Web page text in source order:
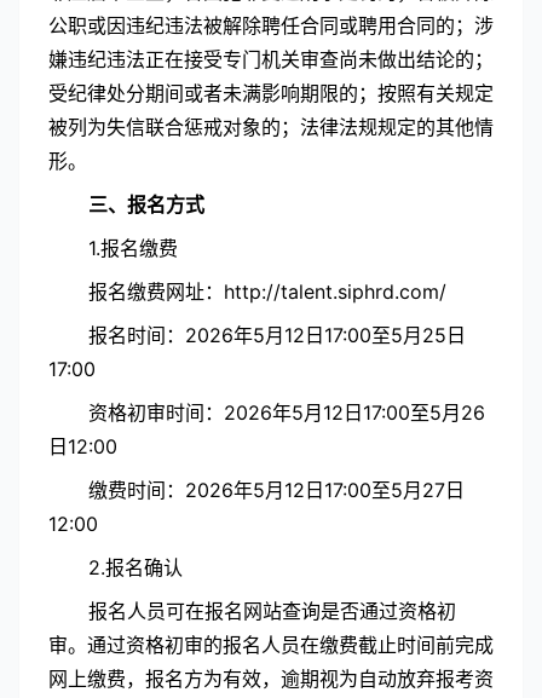
公职或因违纪违法被解除聘任合同或聘用合同的；涉
嫌违纪违法正在接受专门机关审查尚未做出结论的；
受纪律处分期间或者未满影响期限的；按照有关规定
被列为失信联合惩戒对象的；法律法规规定的其他情
形。
三、报名方式
1.报名缴费
报名缴费网址：http://talent.siphrd.com/
报名时间：2026年5月12日17:00至5月25日
17:00
资格初审时间：2026年5月12日17:00至5月26
日12:00
缴费时间：2026年5月12日17:00至5月27日
12:00
2.报名确认
报名人员可在报名网站查询是否通过资格初
审。通过资格初审的报名人员在缴费截止时间前完成
网上缴费，报名方为有效，逾期视为自动放弃报考资